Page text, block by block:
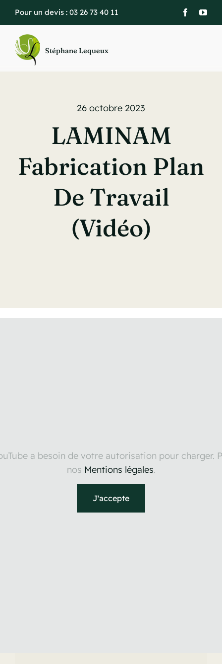
contenu
Pour un devis : 03 26 73 40 11
Stéphane Lequeux
26 octobre 2023
LAMINAM
Fabrication Plan
De Travail
(vidéo)
a besoin de votre autorisation pour charger.
nos Mentions légales.
J'accepte